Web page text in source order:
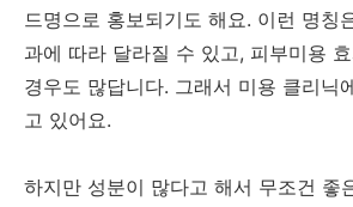
드명으로 홍보되기도 해요. 이런 명칭
과에 따라 달라질 수 있고, 피부미용
경우도 많답니다. 그래서 미용 클리닉
고 있어요.
하지만 성분이 많다고 해서 무조건 좋